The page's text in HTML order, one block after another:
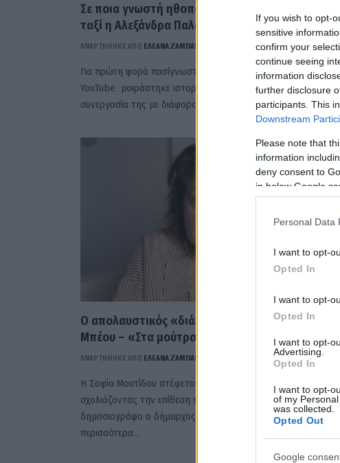
If you wish to opt-
sensitive
confirm your
continue seeing
information
further disclosure
participants. This
Downstream
Please note that
information
deny consent to
in below Google
Personal Data
I want to opt-
Opted In
I want to opt-
Opted In
I want to opt-
Advertising.
Opted In
I want to opt-
of my
was collected.
Opted Out
Google
Σε ποια γνωστή ηθοποιό έδωσε λεφτά για το
ταξί η Αλεξάνδρα Παλαιολόγου; (video)
ΑΝΑΡΤΗΘΗΚΕ ΑΠΟ ΕΛΕΑΝΑ ΖΑΜΠΑΡΑ 27 ΝΟΕΜΒΡΊΟΥ 2024
Για πρώτη φορά πασίγνωστη ηθοποιός με βίντεο στο
YouTube μοιράστηκε ιστορίες από το θέατρο και τη
συνεργασία της με διάφορους…
Ο απολαυστικός «διάλογος» Μουτίδου –
Μπέου – «Στα μούτρα σου» (ΒΙΝΤΕΟ))
ΑΝΑΡΤΗΘΗΚΕ ΑΠΟ ΕΛΕΑΝΑ ΖΑΜΠΑΡΑ 1 ΝΟΕΜΒΡΊΟΥ 2023
Η Σοφία Μουτίδου στέφεται κατά του Αχιλλέα Μπέου
σχολιάζοντας την επίθεση που εξαπέλυσε σε
δημοσιογράφο ο δήμαρχος Βόλου. Διαβάστε
περισσότερα…